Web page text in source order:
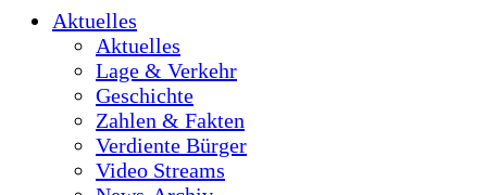
Aktuelles
Aktuelles
Lage & Verkehr
Geschichte
Zahlen & Fakten
Verdiente Bürger
Video Streams